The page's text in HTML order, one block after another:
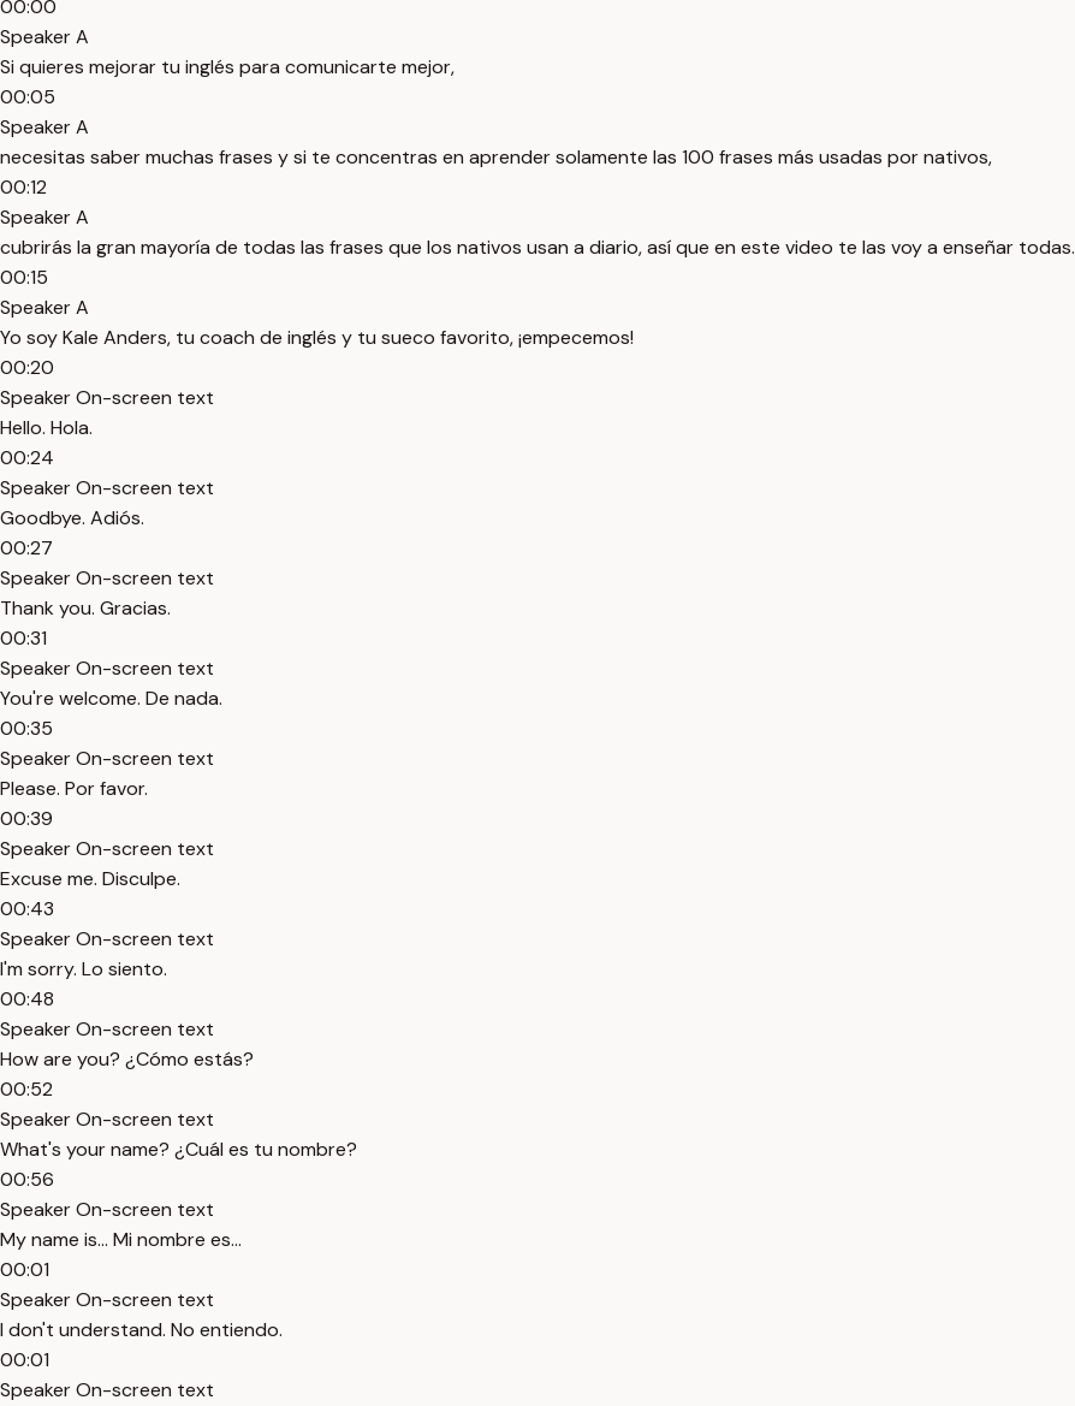
00:00
Speaker A
Si quieres mejorar tu inglés para comunicarte mejor,
00:05
Speaker A
necesitas saber muchas frases y si te concentras en aprender solamente las 100 frases más usadas por nativos,
00:12
Speaker A
cubrirás la gran mayoría de todas las frases que los nativos usan a diario, así que en este video te las voy a enseñar todas.
00:15
Speaker A
Yo soy Kale Anders, tu coach de inglés y tu sueco favorito, ¡empecemos!
00:20
Speaker On-screen text
Hello. Hola.
00:24
Speaker On-screen text
Goodbye. Adiós.
00:27
Speaker On-screen text
Thank you. Gracias.
00:31
Speaker On-screen text
You're welcome. De nada.
00:35
Speaker On-screen text
Please. Por favor.
00:39
Speaker On-screen text
Excuse me. Disculpe.
00:43
Speaker On-screen text
I'm sorry. Lo siento.
00:48
Speaker On-screen text
How are you? ¿Cómo estás?
00:52
Speaker On-screen text
What's your name? ¿Cuál es tu nombre?
00:56
Speaker On-screen text
My name is... Mi nombre es...
00:01
Speaker On-screen text
I don't understand. No entiendo.
00:01
Speaker On-screen text